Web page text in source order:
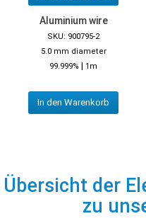
Aluminium wire
SKU: 900795-2
5.0 mm diameter
99.999% | 1m
In den Warenkorb
Übersicht der
zu